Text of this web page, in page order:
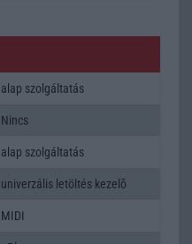
alap szolgáltatás
Nincs
alap szolgáltatás
univerzális letöltés kezelõ
MIDI